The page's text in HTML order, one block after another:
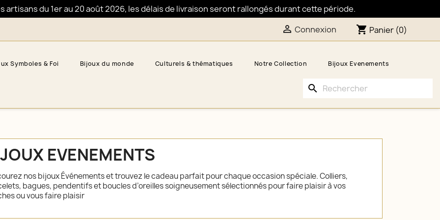
artisans du 1er au 20 août 2026, les délais de livraison seront rallongés durant cette période.
 Connexion shopping_cart Panier (0)
Symboles & Foi Bijoux du monde Culturels & thématiques Notre Collection Bijoux Evenements
search
EVENEMENTS
nos bijoux Événements et trouvez le cadeau parfait pour chaque occasion spéciale. Colliers,
bagues, pendentifs et boucles d’oreilles soigneusement sélectionnés pour faire plaisir à vos
ou vous faire plaisir